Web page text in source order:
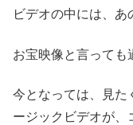
ビデオの中には、あ
お宝映像と言っても
今となっては、見た
ージックビデオが、